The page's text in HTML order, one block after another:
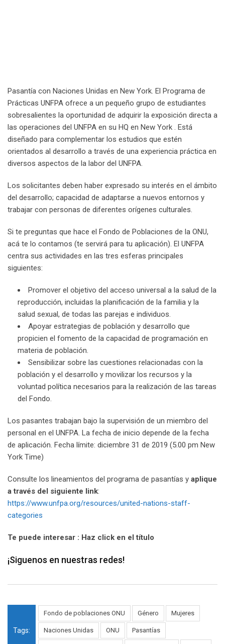
Pasantía con Naciones Unidas en New York. El Programa de
Prácticas UNFPA ofrece a un pequeño grupo de estudiantes
sobresalientes la oportunidad de adquirir la exposición directa a
las operaciones del UNFPA en su HQ en New York . Está
diseñado para complementar los estudios que estén
orientados al desarrollo a través de una experiencia práctica en
diversos aspectos de la labor del UNFPA.
Los solicitantes deben haber expresado su interés en el ámbito
del desarrollo; capacidad de adaptarse a nuevos entornos y
trabajar con personas de diferentes orígenes culturales.
Si te preguntas que hace el Fondo de Poblaciones de la ONU,
acá te lo contamos (te servirá para tu aplicación). El UNFPA
centra sus actividades en las tres esferas principales
siguientes:
Promover el objetivo del acceso universal a la salud de la
reproducción, incluidas la planificación de la familia y la
salud sexual, de todas las parejas e individuos.
Apoyar estrategias de población y desarrollo que
propicien el fomento de la capacidad de programación en
materia de población.
Sensibilizar sobre las cuestiones relacionadas con la
población y el desarrollo y movilizar los recursos y la
voluntad política necesarios para la realización de las tareas
del Fondo.
Los pasantes trabajan bajo la supervisión de un miembro del
personal en el UNFPA. La fecha de inicio depende de la fecha
de aplicación. Fecha límite: diciembre 31 de 2019 (5.00 pm New
York Time)
Consulte los lineamientos del programa de pasantías y aplique
a través del siguiente link:
https://www.unfpa.org/resources/united-nations-staff-
categories
Te puede interesar : Haz click en el título
¡Siguenos en nuestras redes!
Tags:
Fondo de poblaciones ONU Género Mujeres
Naciones Unidas ONU Pasantías